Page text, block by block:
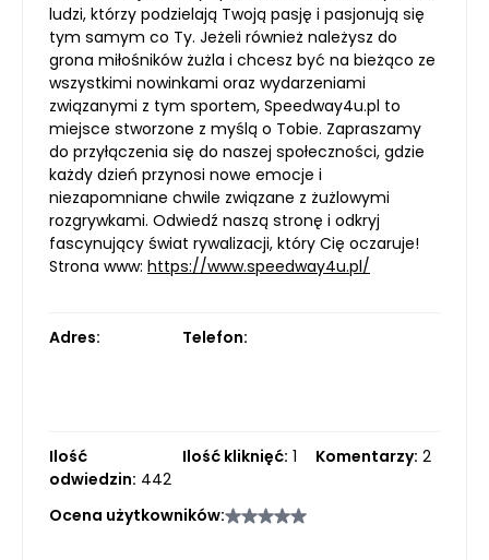
ludzi, którzy podzielają Twoją pasję i pasjonują się
tym samym co Ty. Jeżeli również należysz do
grona miłośników żużla i chcesz być na bieżąco ze
wszystkimi nowinkami oraz wydarzeniami
związanymi z tym sportem, Speedway4u.pl to
miejsce stworzone z myślą o Tobie. Zapraszamy
do przyłączenia się do naszej społeczności, gdzie
każdy dzień przynosi nowe emocje i
niezapomniane chwile związane z żużlowymi
rozgrywkami. Odwiedź naszą stronę i odkryj
fascynujący świat rywalizacji, który Cię oczaruje!
Strona www: https://www.speedway4u.pl/
Adres: Telefon:
Ilość
odwiedzin: 442
Ilość kliknięć: 1 Komentarzy: 2
Ocena użytkowników: